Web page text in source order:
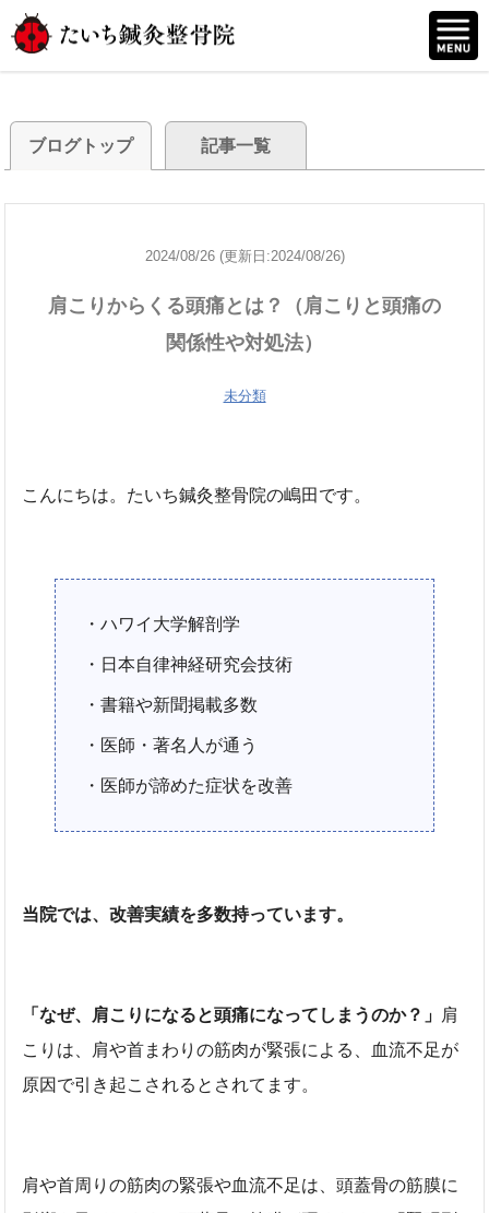
ブログトップ 記事一覧
2024/08/26 (更新日:2024/08/26)
肩こりからくる頭痛とは？（肩こりと頭痛の
関係性や対処法）
未分類
こんにちは。たいち鍼灸整骨院の嶋田です。
・ハワイ大学解剖学
・日本自律神経研究会技術
・書籍や新聞掲載多数
・医師・著名人が通う
・医師が諦めた症状を改善
当院では、改善実績を多数持っています。
「なぜ、肩こりになると頭痛になってしまうのか？」 肩
こりは、肩や首まわりの筋肉が緊張による、血流不足が
原因で引き起こされるとされてます。
肩や首周りの筋肉の緊張や血流不足は、頭蓋骨の筋膜に